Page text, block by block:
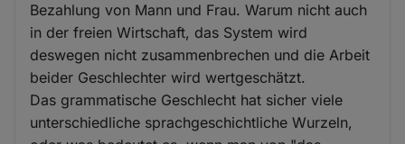
Bezahlung von Mann und Frau. Warum nicht auch
in der freien Wirtschaft, das System wird
deswegen nicht zusammenbrechen und die Arbeit
beider Geschlechter wird wertgeschätzt.
Das grammatische Geschlecht hat sicher viele
unterschiedliche sprachgeschichtliche Wurzeln,